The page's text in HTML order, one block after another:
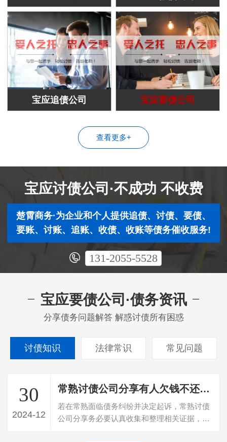
宝应追债公司 宝应要债公司
查看更多+
宝应讨债公司·不成功 不收费
楚霄商务·为企业和个人提供追债、讨债、要债、
要账、讨账、追账、收债、收账等债务催收服务!
131-2055-5528
宝应要债公司·债务资讯
分享债务问题解答 解惑讨债所有困惑
讨债知识 法律常识 常见问题
30
2024-12
常熟讨债公司分享有人欠钱不还想起诉需要哪些证据
若在常熟面临债务纠纷并决定起诉，常熟讨债
公司分享务必要认真收集和整理相关证据，包